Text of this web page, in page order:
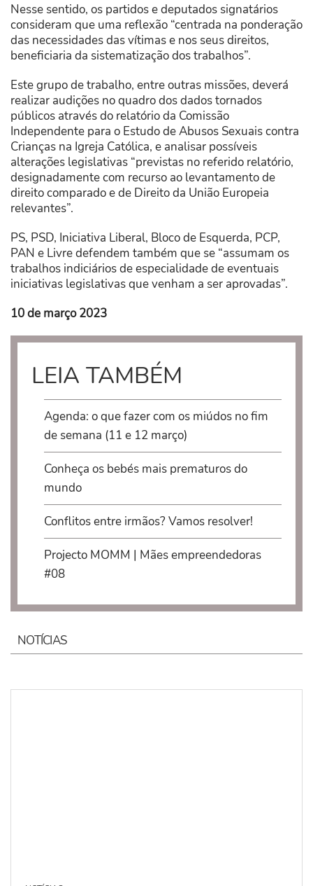
Nesse sentido, os partidos e deputados signatários
consideram que uma reflexão “centrada na ponderação
das necessidades das vítimas e nos seus direitos,
beneficiaria da sistematização dos trabalhos”.
Este grupo de trabalho, entre outras missões, deverá
realizar audições no quadro dos dados tornados
públicos através do relatório da Comissão
Independente para o Estudo de Abusos Sexuais contra
Crianças na Igreja Católica, e analisar possíveis
alterações legislativas “previstas no referido relatório,
designadamente com recurso ao levantamento de
direito comparado e de Direito da União Europeia
relevantes”.
PS, PSD, Iniciativa Liberal, Bloco de Esquerda, PCP,
PAN e Livre defendem também que se “assumam os
trabalhos indiciários de especialidade de eventuais
iniciativas legislativas que venham a ser aprovadas”.
10 de março 2023
LEIA TAMBÉM
Agenda: o que fazer com os miúdos no fim
de semana (11 e 12 março)
Conheça os bebés mais prematuros do
mundo
Conflitos entre irmãos? Vamos resolver!
Projecto MOMM | Mães empreendedoras
#08
NOTÍCIAS